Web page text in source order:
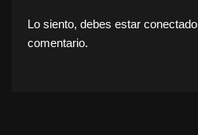
Lo siento, debes estar conectado
comentario.